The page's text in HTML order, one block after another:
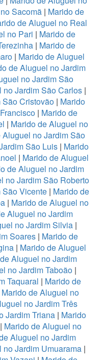
Sacomã | Marido de
de Aluguel no Real
no Pari | Marido de
| Marido de
| Marido de Aluguel
de Aluguel no Jardim
no Jardim São
no Jardim São Carlos |
Cristovão | Marido
| Marido de
| Marido de Aluguel no
Aluguel no Jardim São
São Luis | Marido
| Marido de Aluguel
de Aluguel no Jardim
no Jardim São Roberto
São Vicente | Marido de
| Marido de Aluguel no
Aluguel no Jardim
no Jardim Silvia|
Soares | Marido de
| Marido de Aluguel
Aluguel no Jardim
no Jardim Taboão |
Taquaral | Marido de
Marido de Aluguel no
no Jardim Três
Jardim Triana | Marido
Marido de Aluguel no
Aluguel no Jardim
Jardim Umuarama|